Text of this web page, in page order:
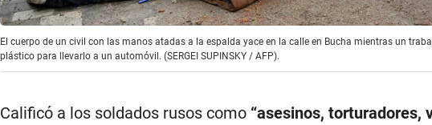
El cuerpo de un civil con las manos atadas a la espalda yace en la calle en Bucha mientras un
plástico para llevarlo a un automóvil. (SERGEI SUPINSKY / AFP).
Calificó a los soldados rusos como“asesinos, torturadores,